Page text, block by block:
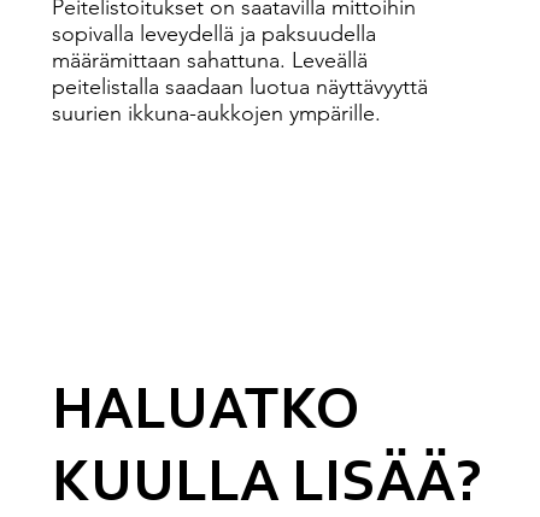
Peitelistoitukset on saatavilla mittoihin
sopivalla leveydellä ja paksuudella
määrämittaan sahattuna. Leveällä
peitelistalla saadaan luotua näyttävyyttä
suurien ikkuna-aukkojen ympärille.
HALUATKO
KUULLA LISÄÄ?